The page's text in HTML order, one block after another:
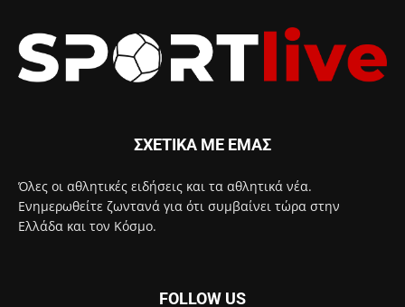
ΣΧΕΤΙΚΑ ΜΕ ΕΜΑΣ
Όλες οι αθλητικές ειδήσεις και τα αθλητικά νέα.
Ενημερωθείτε ζωντανά για ότι συμβαίνει τώρα στην
Ελλάδα και τον Κόσμο.
FOLLOW US